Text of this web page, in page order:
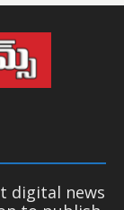
digital news